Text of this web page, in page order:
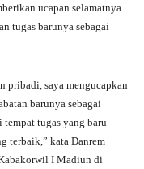
ucapan selamatnya
tugas barunya sebagai
pribadi, saya mengucapkan
barunya sebagai
tugas yang baru
terbaik,” kata Danrem
I Madiun di